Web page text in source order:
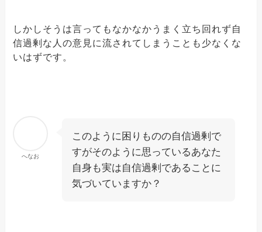
しかしそうは言ってもなかなかうまく立ち回れず自
信過剰な人の意見に流されてしまうことも少なくな
いはずです。
へなお
このように困りものの自信過剰で
すがそのように思っているあなた
自身も実は自信過剰であることに
気づいていますか？